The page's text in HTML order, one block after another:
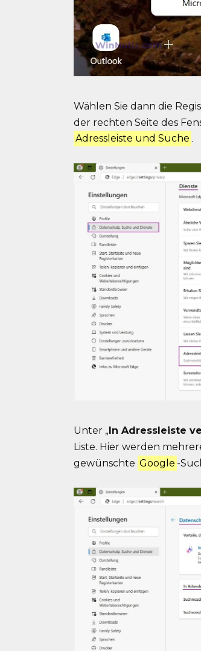
Wählen Sie dann die
der rechten Seite des
Adressleiste und Suche .
Unter „In Adressleiste
Liste. Hier werden
gewünschte Google -